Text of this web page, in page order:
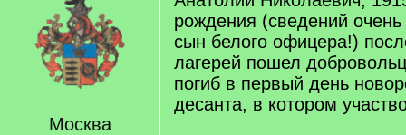
Москва
рождения (сведений
сын белого офицера!)
лагерей пошел
погиб в первый день
десанта, в котором